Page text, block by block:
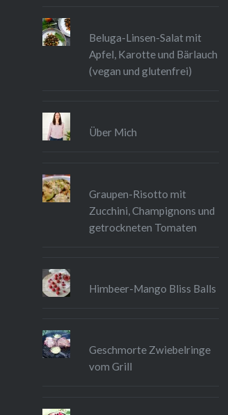
Beluga-Linsen-Salat mit
Apfel, Karotte und Bärlauch
(vegan und glutenfrei)
Über Mich
Graupen-Risotto mit
Zucchini, Champignons und
getrockneten Tomaten
Himbeer-Mango Bliss Balls
Geschmorte Zwiebelringe
vom Grill